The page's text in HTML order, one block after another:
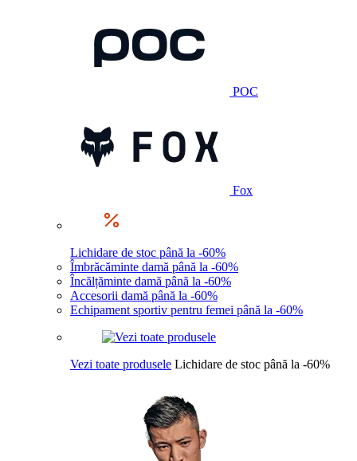
POC
Fox
Lichidare de stoc până la -60%
Îmbrăcăminte damă până la -60%
Încălțăminte damă până la -60%
Accesorii damă până la -60%
Echipament sportiv pentru femei până la -60%
Vezi toate produsele Lichidare de stoc până la -60%